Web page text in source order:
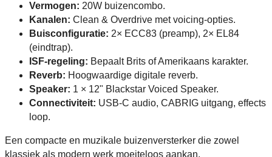
Vermogen: 20W buizencombo.
Kanalen: Clean & Overdrive met voicing-opties.
Buisconfiguratie: 2× ECC83 (preamp), 2× EL84
(eindtrap).
ISF-regeling: Bepaalt Brits of Amerikaans karakter.
Reverb: Hoogwaardige digitale reverb.
Speaker: 1 × 12" Blackstar Voiced Speaker.
Connectiviteit: USB-C audio, CABRIG uitgang, effects
loop.
Een compacte en muzikale buizenversterker die zowel
klassiek als modern werk moeiteloos aankan.